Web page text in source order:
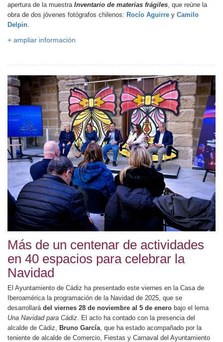
apertura de la muestra Inventario de materias frágiles , que reúne la
obra de dos jóvenes fotógrafos chilenos: Rocío Aguirre y Camilo
Delpin
+ ampliar información
Más de un centenar de actividades
en 40 espacios para celebrar la
Navidad
El Ayuntamiento de Cádiz ha presentado este viernes en la Casa de
Iberoamérica la programación de la Navidad de 2025, que se
desarrollará del viernes 28 de noviembre al 5 de enero bajo el lema
Una Navidad para Cádiz. El acto ha contado con la presencia del
alcalde de Cádiz, Bruno García, que ha estado acompañado por la
teniente de alcalde de Comercio, Fiestas y Carnaval del Ayuntamiento